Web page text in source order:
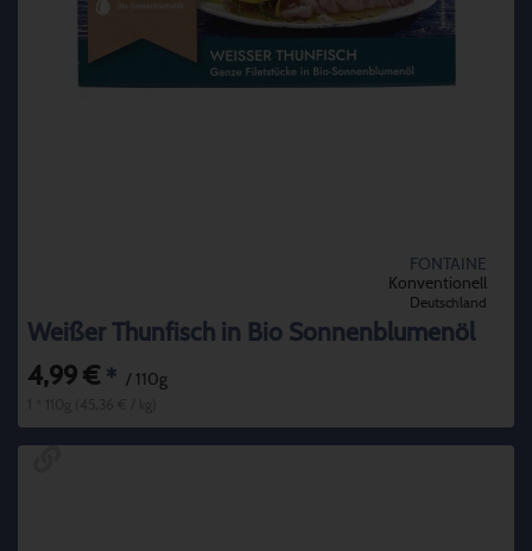
FONTAINE
Konventionell
Deutschland
Weißer Thunfisch in Bio Sonnenblumenöl
4,99 € * / 110g